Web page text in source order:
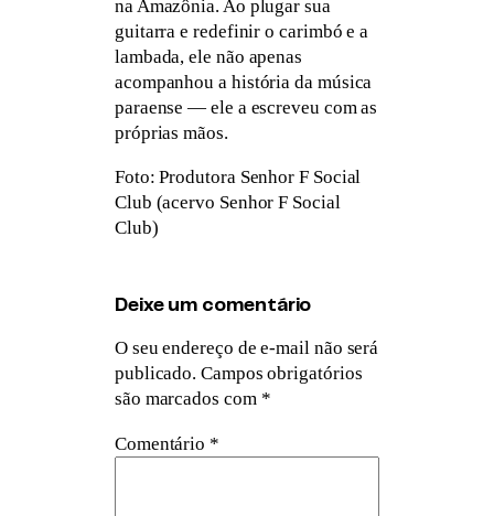
na Amazônia. Ao plugar sua
guitarra e redefinir o carimbó e a
lambada, ele não apenas
acompanhou a história da música
paraense — ele a escreveu com as
próprias mãos.
Foto: Produtora Senhor F Social
Club (acervo Senhor F Social
Club)
Deixe um comentário
O seu endereço de e-mail não será
publicado. Campos obrigatórios
são marcados com *
Comentário *